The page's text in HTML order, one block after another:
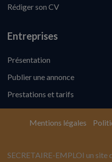
Rédiger son CV
Entreprises
Présentation
Publier une annonce
Prestations et tarifs
SECRETAIRE-EMPLOI un site
Mentions légales